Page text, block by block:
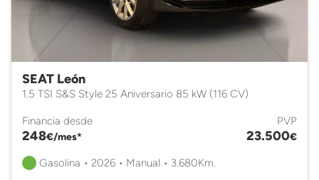
SEAT León
1.5 TSI S&S Style 25 Aniversario 85 kW (116 CV)
Financia desde
248€/mes*
PVP
23.500€
Gasolina • 2026 • Manual • 3.680Km.